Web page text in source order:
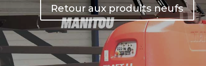
Retour aux produits neufs